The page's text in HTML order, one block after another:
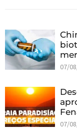
07/
07/